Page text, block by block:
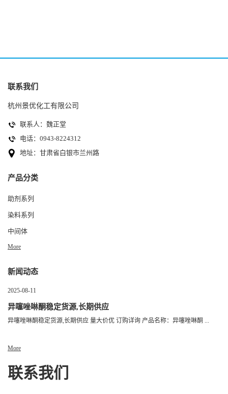
联系我们
杭州景优化工有限公司
联系人：魏正堂
电话：0943-8224312
地址：甘肃省白银市兰州路
产品分类
助剂系列
染料系列
中间体
More
新闻动态
2025-08-11
异噻唑啉酮稳定货源,长期供应
异噻唑啉酮稳定货源,长期供应 量大价优 订购详询 产品名称：异噻唑啉酮 ...
More
联系我们